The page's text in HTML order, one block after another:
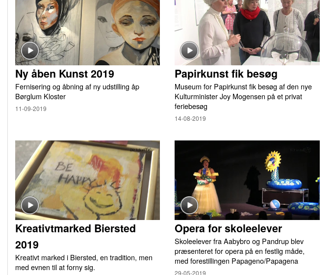
Ny åben Kunst 2019
Fernisering og åbning af ny udstilling åp
Børglum Kloster
11-09-2019
Papirkunst fik besøg
Museum for Papirkunst fik besøg af den nye
Kulturminister Joy Mogensen på et privat
feriebesøg
14-08-2019
Kreativtmarked Biersted
2019
Kreativt marked i Biersted, en tradition, men
med evnen til at forny sig.
Opera for skoleelever
Skoleelever fra Aabybro og Pandrup blev
præsenteret for opera på en festlig måde,
med forestillingen Papageno/Papagena
29-05-2019